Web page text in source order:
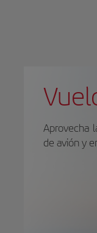
Aprovecha
de avión y